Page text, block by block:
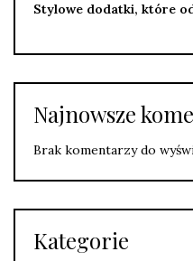
Stylowe dodatki, które
Najnowsze
Brak komentarzy do
Kategorie